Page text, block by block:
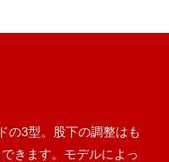
の3型。股下の調整はも
きます。モデルによっ